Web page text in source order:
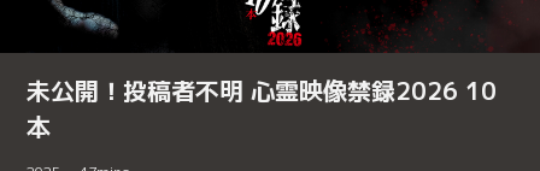
未公開！投稿者不明 心霊映像禁録2026 10
本